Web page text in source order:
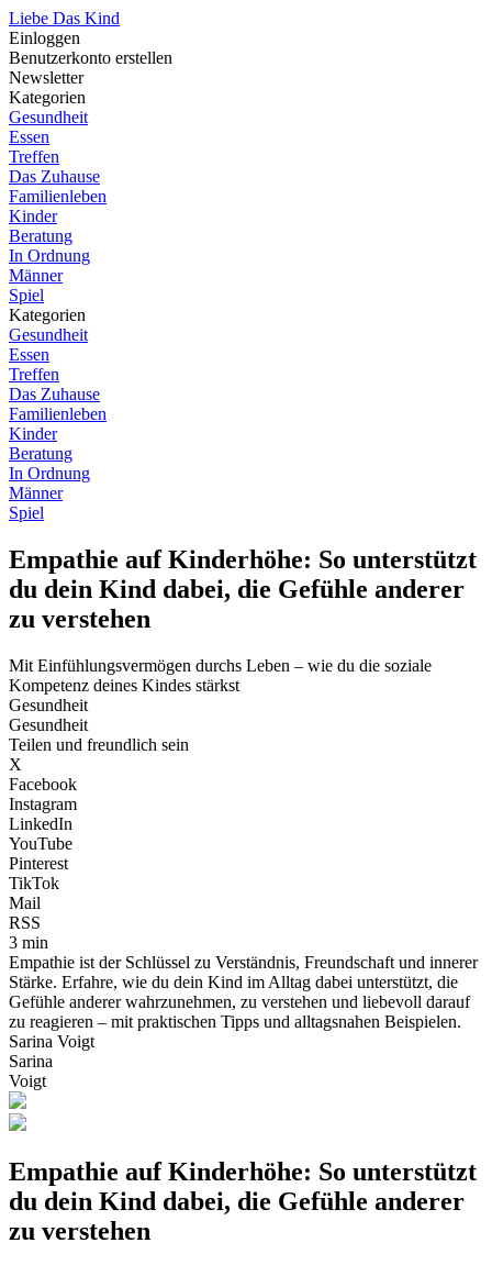
Liebe Das Kind
Einloggen
Benutzerkonto erstellen
Newsletter
Kategorien
Gesundheit
Essen
Treffen
Das Zuhause
Familienleben
Kinder
Beratung
In Ordnung
Männer
Spiel
Kategorien
Gesundheit
Essen
Treffen
Das Zuhause
Familienleben
Kinder
Beratung
In Ordnung
Männer
Spiel
Empathie auf Kinderhöhe: So unterstützt
du dein Kind dabei, die Gefühle anderer
zu verstehen
Mit Einfühlungsvermögen durchs Leben – wie du die soziale
Kompetenz deines Kindes stärkst
Gesundheit
Gesundheit
Teilen und freundlich sein
X
Facebook
Instagram
LinkedIn
YouTube
Pinterest
TikTok
Mail
RSS
3 min
Empathie ist der Schlüssel zu Verständnis, Freundschaft und innerer
Stärke. Erfahre, wie du dein Kind im Alltag dabei unterstützt, die
Gefühle anderer wahrzunehmen, zu verstehen und liebevoll darauf
zu reagieren – mit praktischen Tipps und alltagsnahen Beispielen.
Sarina Voigt
Sarina
Voigt
Empathie auf Kinderhöhe: So unterstützt
du dein Kind dabei, die Gefühle anderer
zu verstehen